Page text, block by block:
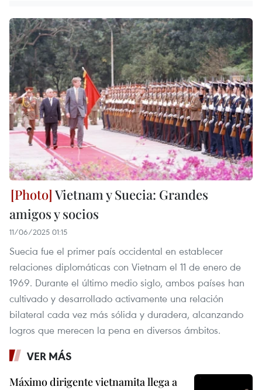
Vietnam y Suecia: Grandes
amigos y socios
11/06/2025 01:15
Suecia fue el primer país occidental en establecer
relaciones diplomáticas con Vietnam el 11 de enero de
1969. Durante el último medio siglo, ambos países han
cultivado y desarrollado activamente una relación
bilateral cada vez más sólida y duradera, alcanzando
logros que merecen la pena en diversos ámbitos.
VER MÁS
Máximo dirigente vietnamita llega a